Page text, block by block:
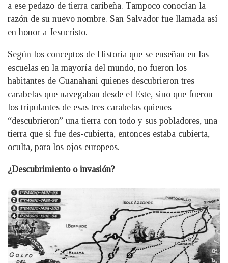
a ese pedazo de tierra caribeña. Tampoco conocían la
razón de su nuevo nombre. San Salvador fue llamada así
en honor a Jesucristo.
Según los conceptos de Historia que se enseñan en las
escuelas en la mayoría del mundo, no fueron los
habitantes de Guanahani quienes descubrieron tres
carabelas que navegaban desde el Este, sino que fueron
los tripulantes de esas tres carabelas quienes
“descubrieron” una tierra con todo y sus pobladores, una
tierra que si fue des-cubierta, entonces estaba cubierta,
oculta, para los ojos europeos.
¿Descubrimiento o invasión?